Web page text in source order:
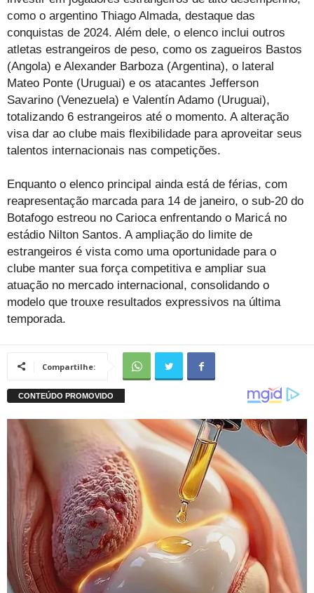
como o argentino Thiago Almada, destaque das
conquistas de 2024. Além dele, o elenco inclui outros
atletas estrangeiros de peso, como os zagueiros Bastos
(Angola) e Alexander Barboza (Argentina), o lateral
Mateo Ponte (Uruguai) e os atacantes Jefferson
Savarino (Venezuela) e Valentín Adamo (Uruguai),
totalizando 6 estrangeiros até o momento. A alteração
visa dar ao clube mais flexibilidade para aproveitar seus
talentos internacionais nas competições.
Enquanto o elenco principal ainda está de férias, com
reapresentação marcada para 14 de janeiro, o sub-20 do
Botafogo estreou no Carioca enfrentando o Maricá no
estádio Nilton Santos. A ampliação do limite de
estrangeiros é vista como uma oportunidade para o
clube manter sua força competitiva e ampliar sua
atuação no mercado internacional, consolidando o
modelo que trouxe resultados expressivos na última
temporada.
Compartilhe: